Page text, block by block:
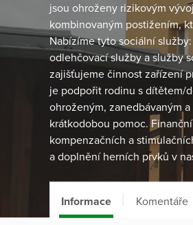
jsou ohroženy rizikovým
kombinovaným postižením,
Nabízíme tyto sociální
odlehčovací služby a služby
zajišťujeme činnost zařízení
je podpořit rodinu s dítětem/
ohroženým, zanedbávaným
krátkodobou pomoc.
kompenzačních a
a doplnění herních prvků v
Informace Komentáře